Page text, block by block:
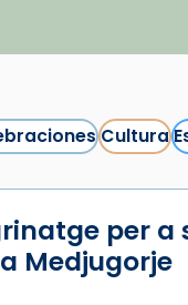
Cargar más...
Cultura
per a
Medjugorje